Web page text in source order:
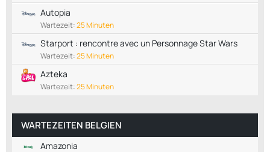
Autopia
Wartezeit:25 Minuten
Starport : rencontre avec un Personnage Star Wars
Wartezeit:25 Minuten
Azteka
Wartezeit:25 Minuten
WARTEZEITEN BELGIEN
Amazonia